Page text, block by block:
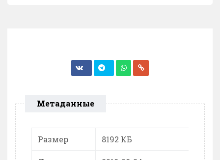
Метаданные
Размер 8192 КБ